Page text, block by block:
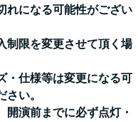
れになる可能性がござい
制限を変更させて頂く場
・仕様等は変更になる可
い。
演前までに必ず点灯・